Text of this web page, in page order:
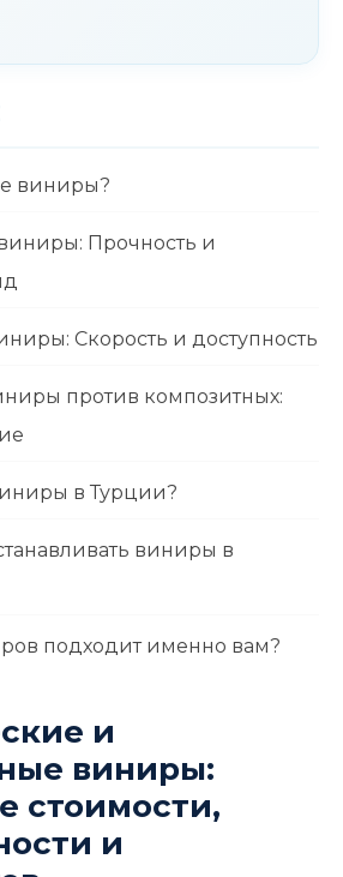
виниры?
Прочность и
Скорость и доступность
против композитных:
в Турции?
виниры в
подходит именно вам?
и
виниры:
стоимости,
и